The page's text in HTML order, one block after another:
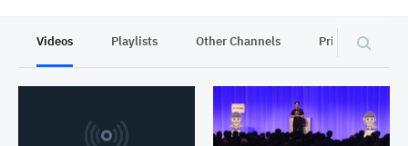
Videos Playlists Other Channels Privacy